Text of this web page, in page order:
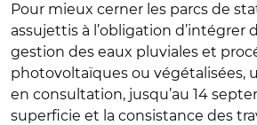
Pour mieux cerner les parcs de
assujettis à l’obligation d’intégrer
gestion des eaux pluviales et
photovoltaïques ou végétalisées,
en consultation, jusqu’au 14
superficie et la consistance des